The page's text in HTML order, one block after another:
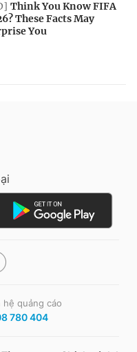
hệ quảng cáo
780 404